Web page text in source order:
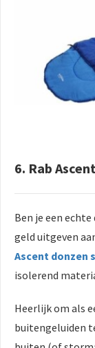
6. Rab
Ben je een
geld uitgeven
Ascent donzen
isolerend
Heerlijk om als
buitengeluiden